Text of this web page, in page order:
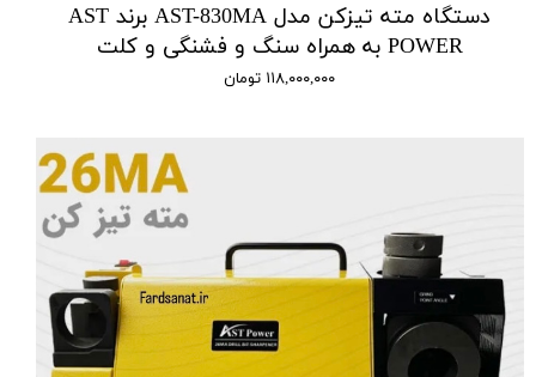
دستگاه مته تیزکن مدل AST-830MA برند AST
POWER به همراه سنگ و فشنگی و کلت
۱۱۸,۰۰۰,۰۰۰ تومان